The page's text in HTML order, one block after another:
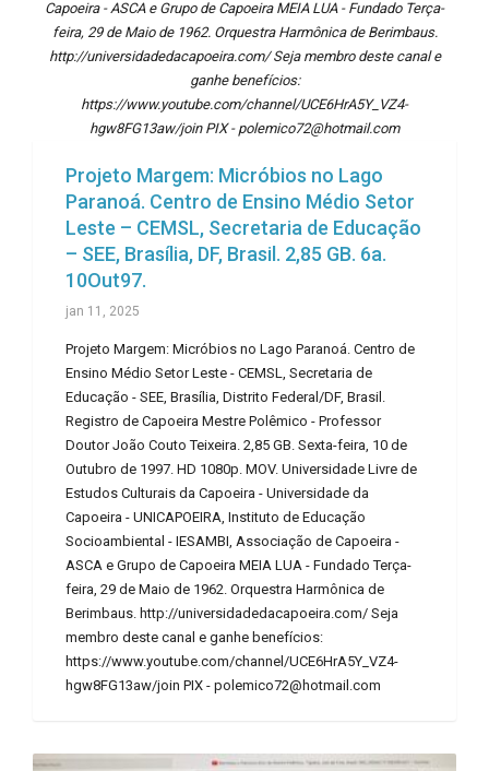
Capoeira - ASCA e Grupo de Capoeira MEIA LUA - Fundado Terça-
feira, 29 de Maio de 1962. Orquestra Harmônica de Berimbaus.
http://universidadedacapoeira.com/ Seja membro deste canal e
ganhe benefícios:
https://www.youtube.com/channel/UCE6HrA5Y_VZ4-
hgw8FG13aw/join PIX - polemico72@hotmail.com
Projeto Margem: Micróbios no Lago
Paranoá. Centro de Ensino Médio Setor
Leste – CEMSL, Secretaria de Educação
– SEE, Brasília, DF, Brasil. 2,85 GB. 6a.
10Out97.
jan 11, 2025
Projeto Margem: Micróbios no Lago Paranoá. Centro de
Ensino Médio Setor Leste - CEMSL, Secretaria de
Educação - SEE, Brasília, Distrito Federal/DF, Brasil.
Registro de Capoeira Mestre Polêmico - Professor
Doutor João Couto Teixeira. 2,85 GB. Sexta-feira, 10 de
Outubro de 1997. HD 1080p. MOV. Universidade Livre de
Estudos Culturais da Capoeira - Universidade da
Capoeira - UNICAPOEIRA, Instituto de Educação
Socioambiental - IESAMBI, Associação de Capoeira -
ASCA e Grupo de Capoeira MEIA LUA - Fundado Terça-
feira, 29 de Maio de 1962. Orquestra Harmônica de
Berimbaus. http://universidadedacapoeira.com/ Seja
membro deste canal e ganhe benefícios:
https://www.youtube.com/channel/UCE6HrA5Y_VZ4-
hgw8FG13aw/join PIX - polemico72@hotmail.com